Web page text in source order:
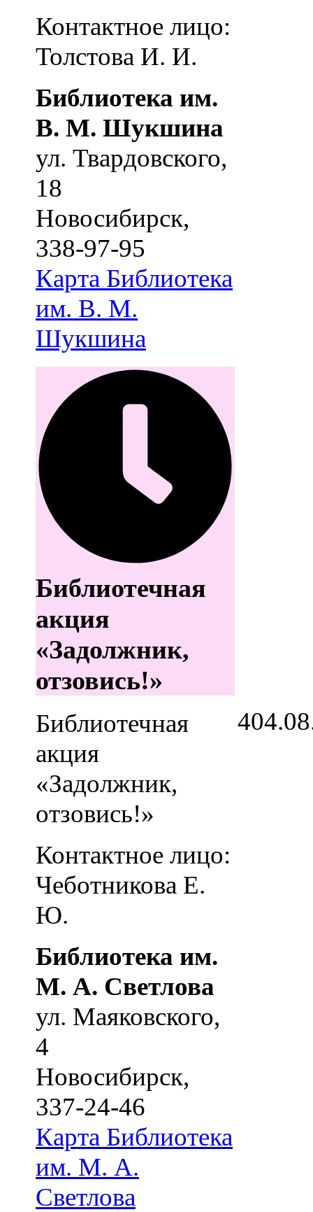
Контактное лицо:
Толстова И. И.
Библиотека им.
В. М. Шукшина
ул. Твардовского,
18
Новосибирск,
338-97-95
Карта Библиотека
им. В. М.
Шукшина
Библиотечная
акция
«Задолжник,
отзовись!»
Библиотечная
акция
«Задолжник,
отзовись!»
Контактное лицо:
Чеботникова Е.
Ю.
Библиотека им.
М. А. Светлова
ул. Маяковского,
4
Новосибирск,
337-24-46
Карта Библиотека
им. М. А.
Светлова
4